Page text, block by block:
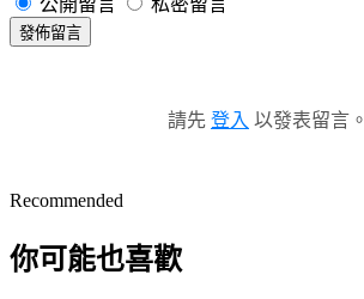
發佈留言
請先 登入 以發表留言。
Recommended
你可能也喜歡